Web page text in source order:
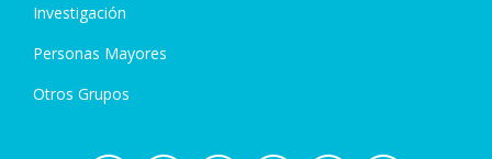
Investigación
Personas Mayores
Otros Grupos